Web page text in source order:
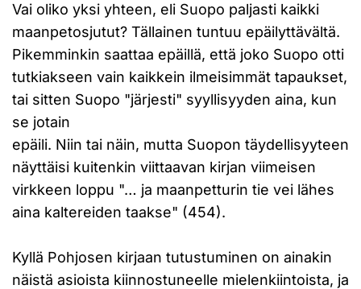
Vai oliko yksi yhteen, eli Suopo paljasti kaikki
maanpetosjutut? Tällainen tuntuu epäilyttävältä.
Pikemminkin saattaa epäillä, että joko Suopo otti
tutkiakseen vain kaikkein ilmeisimmät tapaukset,
tai sitten Suopo "järjesti" syyllisyyden aina, kun
se jotain
epäili. Niin tai näin, mutta Suopon täydellisyyteen
näyttäisi kuitenkin viittaavan kirjan viimeisen
virkkeen loppu "… ja maanpetturin tie vei lähes
aina kaltereiden taakse" (454).
Kyllä Pohjosen kirjaan tutustuminen on ainakin
näistä asioista kiinnostuneelle mielenkiintoista, ja